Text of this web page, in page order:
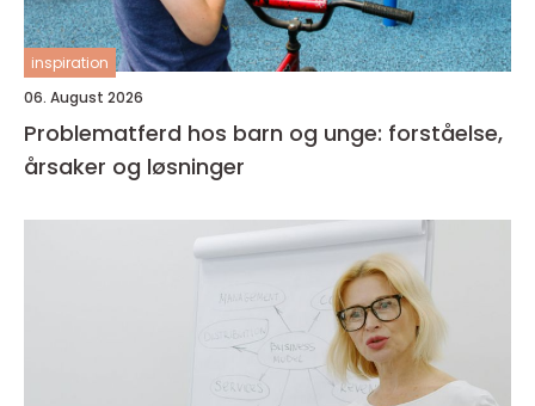
inspiration
06. August 2026
Problematferd hos barn og unge: forståelse,
årsaker og løsninger